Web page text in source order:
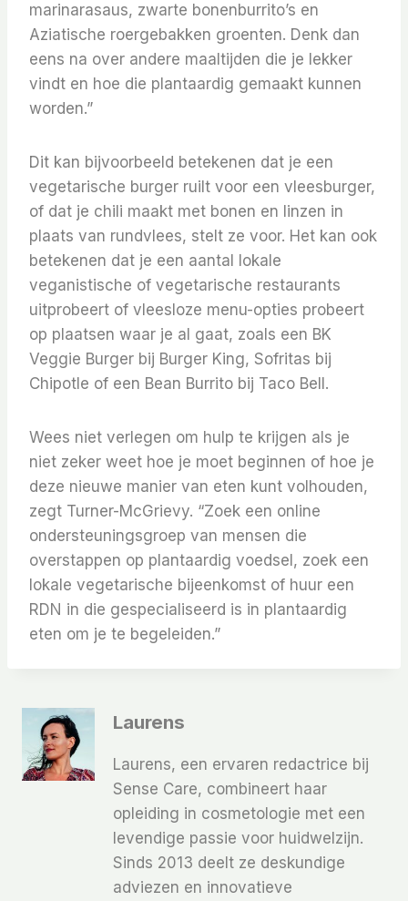
marinarasaus, zwarte bonenburrito’s en
Aziatische roergebakken groenten. Denk dan
eens na over andere maaltijden die je lekker
vindt en hoe die plantaardig gemaakt kunnen
worden.”
Dit kan bijvoorbeeld betekenen dat je een
vegetarische burger ruilt voor een vleesburger,
of dat je chili maakt met bonen en linzen in
plaats van rundvlees, stelt ze voor. Het kan ook
betekenen dat je een aantal lokale
veganistische of vegetarische restaurants
uitprobeert of vleesloze menu-opties probeert
op plaatsen waar je al gaat, zoals een BK
Veggie Burger bij Burger King, Sofritas bij
Chipotle of een Bean Burrito bij Taco Bell.
Wees niet verlegen om hulp te krijgen als je
niet zeker weet hoe je moet beginnen of hoe je
deze nieuwe manier van eten kunt volhouden,
zegt Turner-McGrievy. “Zoek een online
ondersteuningsgroep van mensen die
overstappen op plantaardig voedsel, zoek een
lokale vegetarische bijeenkomst of huur een
RDN in die gespecialiseerd is in plantaardig
eten om je te begeleiden.”
Laurens
Laurens, een ervaren redactrice bij
Sense Care, combineert haar
opleiding in cosmetologie met een
levendige passie voor huidwelzijn.
Sinds 2013 deelt ze deskundige
adviezen en innovatieve